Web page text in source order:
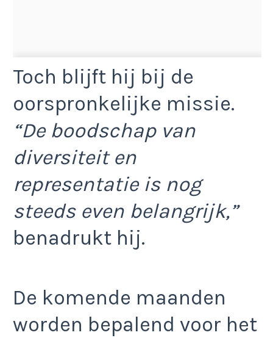
Toch blijft hij bij de
oorspronkelijke missie.
“De boodschap van
diversiteit en
representatie is nog
steeds even belangrijk,”
benadrukt hij.
De komende maanden
worden bepalend voor het